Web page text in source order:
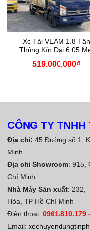
Xe Tải VEAM 1.8 Tấn
Thùng Kín Dài 6.05
519.000.000₫
CÔNG TY
Địa chỉ: 45 Đường số 1,
Minh
Địa chỉ Showroom: 915,
Chí Minh
Nhà Máy Sản xuất: 232,
Hòa, TP Hồ Chí Minh
Điện thoại: 0961.810.179 -
Email: